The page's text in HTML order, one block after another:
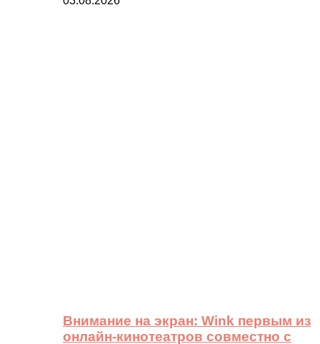
Внимание на экран: Wink первым из
онлайн-кинотеатров совместно с